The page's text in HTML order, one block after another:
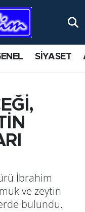
SİYASET
İbrahim
ve zeytin
bulundu.